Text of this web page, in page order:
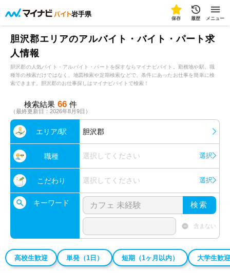
岩手県
保存 履歴 メニュー
胆沢郡エリアのアルバイト・バイト・パート求
人情報
胆沢郡の人気バイト・アルバイト・パートを探すならマイナビバイト。勤務地や駅、職
種等の検索だけではなく、地図検索や定期検索などで、条件にあったお仕事を簡単に検
索できます。胆沢郡のお仕事探しはマイナビバイトで検索！
検索結果 66 件
（最終更新日：2026年8月9日）
エリア/駅 胆沢郡
職種 選択してください 選択
こだわり 選択してください 選択
キーワード 検索
含まない
高校生歓迎 単発（1日） 短期（1ヶ月以内） 大学生歓迎